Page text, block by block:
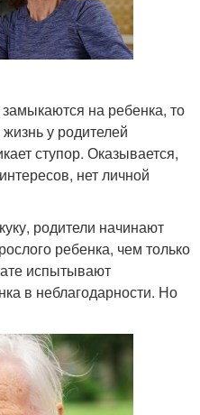
на ребенка, то
у родителей
ступор. Оказывается,
нет личной
родители начинают
ребенка, чем только
испытывают
в неблагодарности. Но